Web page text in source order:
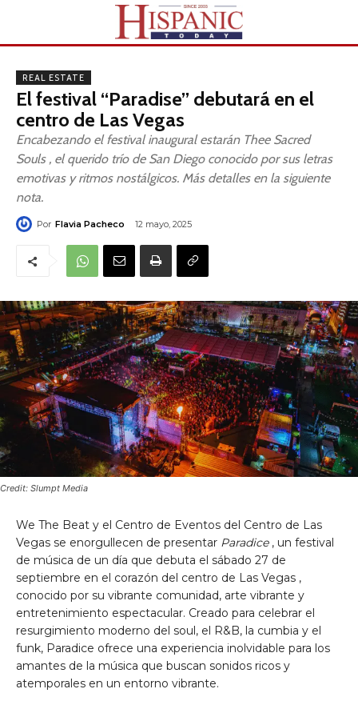
REAL ESTATE
El festival “Paradise” debutará en el
centro de Las Vegas
Encabezando el festival inaugural estarán Thee Sacred
Souls , el querido trío de San Diego conocido por sus letras
emotivas y ritmos nostálgicos. Más detalles en la siguiente
nota.
Por Flavia Pacheco 12 mayo, 2025
Credit: Slumpt Media
We The Beat y el Centro de Eventos del Centro de Las
Vegas se enorgullecen de presentar Paradice, un festival
de música de un día que debuta el sábado 27 de
septiembre en el corazón del centro de Las Vegas ,
conocido por su vibrante comunidad, arte vibrante y
entretenimiento espectacular. Creado para celebrar el
resurgimiento moderno del soul, el R&B, la cumbia y el
funk, Paradice ofrece una experiencia inolvidable para los
amantes de la música que buscan sonidos ricos y
atemporales en un entorno vibrante.